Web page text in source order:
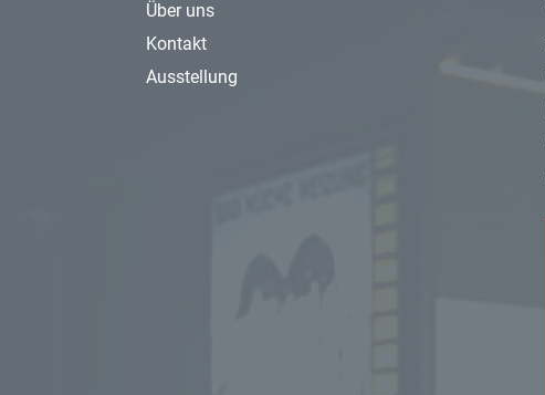
Über uns
Kontakt
Ausstellung